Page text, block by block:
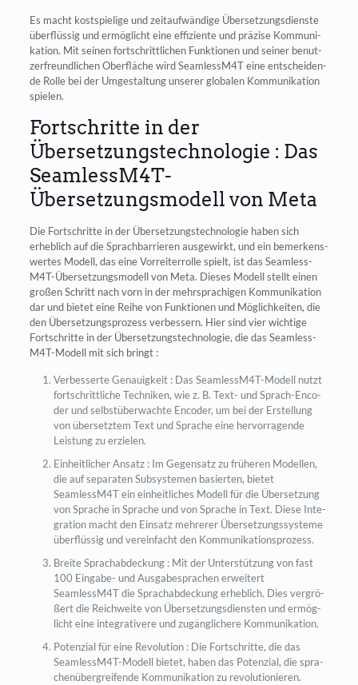
Es macht kost­spie­li­ge und zeit­auf­wän­di­ge Über­set­zungs­diens­te
über­flüs­sig und ermög­licht eine effi­zi­en­te und prä­zi­se Kom­mu­ni­
ka­ti­on. Mit sei­nen fort­schritt­li­chen Funk­tio­nen und sei­ner benut­
zer­freund­li­chen Ober­flä­che wird SeamlessM4T eine ent­schei­den­
de Rol­le bei der Umge­stal­tung unse­rer glo­ba­len Kom­mu­ni­ka­ti­on
spielen.
Fortschritte in der
Übersetzungstechnologie : Das
SeamlessM4T-
Übersetzungsmodell von Meta
Die Fort­schrit­te in der Über­set­zungs­tech­no­lo­gie haben sich
erheb­lich auf die Sprach­bar­rie­ren aus­ge­wirkt, und ein bemer­kens­
wer­tes Modell, das eine Vor­rei­ter­rol­le spielt, ist das Seam­less­
M4T-Über­set­zungs­mo­dell von Meta. Die­ses Modell stellt einen
gro­ßen Schritt nach vorn in der mehr­spra­chi­gen Kom­mu­ni­ka­ti­on
dar und bie­tet eine Rei­he von Funk­tio­nen und Mög­lich­kei­ten, die
den Über­set­zungs­pro­zess ver­bes­sern. Hier sind vier wich­ti­ge
Fort­schrit­te in der Über­set­zungs­tech­no­lo­gie, die das Seam­less­
M4T-Modell mit sich bringt :
Ver­bes­ser­te Genau­ig­keit : Das Seam­less­M4T-Modell nutzt
fort­schritt­li­che Tech­ni­ken, wie z. B. Text- und Sprach-Enco­
der und selbst­über­wach­te Enco­der, um bei der Erstel­lung
von über­setz­tem Text und Spra­che eine her­vor­ra­gen­de
Leis­tung zu erzielen.
Ein­heit­li­cher Ansatz : Im Gegen­satz zu frü­he­ren Model­len,
die auf sepa­ra­ten Sub­sys­te­men basier­ten, bie­tet
SeamlessM4T ein ein­heit­li­ches Modell für die Über­set­zung
von Spra­che in Spra­che und von Spra­che in Text. Die­se Inte­
gra­ti­on macht den Ein­satz meh­re­rer Über­set­zungs­sys­te­me
über­flüs­sig und ver­ein­facht den Kommunikationsprozess.
Brei­te Sprach­ab­de­ckung : Mit der Unter­stüt­zung von fast
100 Ein­ga­be- und Aus­ga­be­spra­chen erwei­tert
SeamlessM4T die Sprach­ab­de­ckung erheb­lich. Dies ver­grö­
ßert die Reich­wei­te von Über­set­zungs­diens­ten und ermög­
licht eine inte­gra­ti­ve­re und zugäng­li­che­re Kommunikation.
Poten­zi­al für eine Revo­lu­ti­on : Die Fort­schrit­te, die das
Seam­less­M4T-Modell bie­tet, haben das Poten­zi­al, die spra­
chen­über­grei­fen­de Kom­mu­ni­ka­ti­on zu revo­lu­tio­nie­ren.